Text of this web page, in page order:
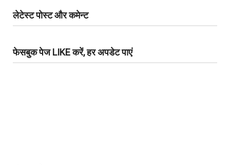
लेटेस्ट पोस्ट और कमेन्ट
फेसबुक पेज LIKE करें, हर अपडेट पाएं